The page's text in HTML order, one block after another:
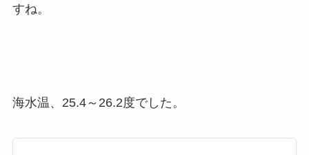
すね。
海水温、25.4～26.2度でした。